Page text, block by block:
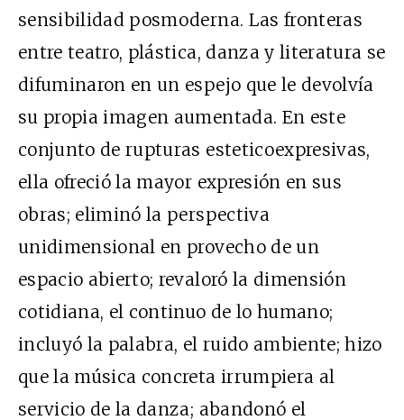
sensibilidad posmoderna. Las fronteras
entre teatro, plástica, danza y literatura se
difuminaron en un espejo que le devolvía
su propia imagen aumentada. En este
conjunto de rupturas esteticoexpresivas,
ella ofreció la mayor expresión en sus
obras; eliminó la perspectiva
unidimensional en provecho de un
espacio abierto; revaloró la dimensión
cotidiana, el continuo de lo humano;
incluyó la palabra, el ruido ambiente; hizo
que la música concreta irrumpiera al
servicio de la danza; abandonó el